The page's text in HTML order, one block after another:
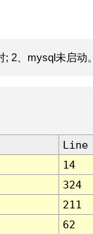
2、mysql未启动。
Line
14
324
211
62